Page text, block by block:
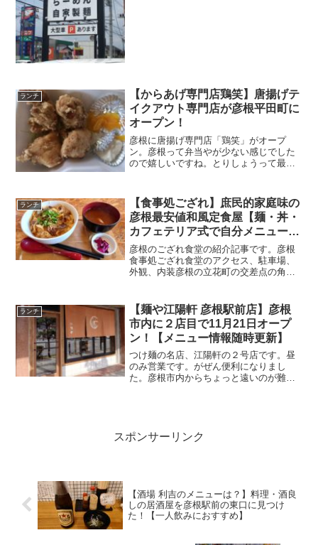
ランチ
【からあげ専門店鶏笑】唐揚げテ
イクアウト専門店が彦根平田町に
オープン！
彦根に唐揚げ専門店「鶏笑」がオープ
ン。彦根って弁当やが少ない感じでした
ので嬉しいですね。とりしょうって最近
ンしました。オープンは2020年8月13日
です。読み方は「とり...
ランチ
【食事処ござれ】庶民的家庭味の
彦根最安値和風定食屋【麺・丼・
カフェテリア式で自分メニューを
作る】
彦根のござれ食堂の紹介記事です。彦根
食事処ござれ食堂のアクセス、駐車場、
外観、内装彦根の立花町の交差点の角地
数：店舗奥が４席 テーブル3台 壁面カ
ウ...
ランチ
【麺や江陽軒 彦根駅前店】彦根
市内に２店目で11月21日オープ
ン！【メニュー情報随時更新】
つけ麺の名店、江陽軒の２号店です。昼
のみ営業です。がぜん便利になりまし
た。彦根市内からちょっと遠いのが難点
スポンサーリンク
【酒場 利吉のメニューは？】料理・酒良
しの居酒屋を彦根駅前の東口に見つけ
た！【一人飲みにおすすめ】